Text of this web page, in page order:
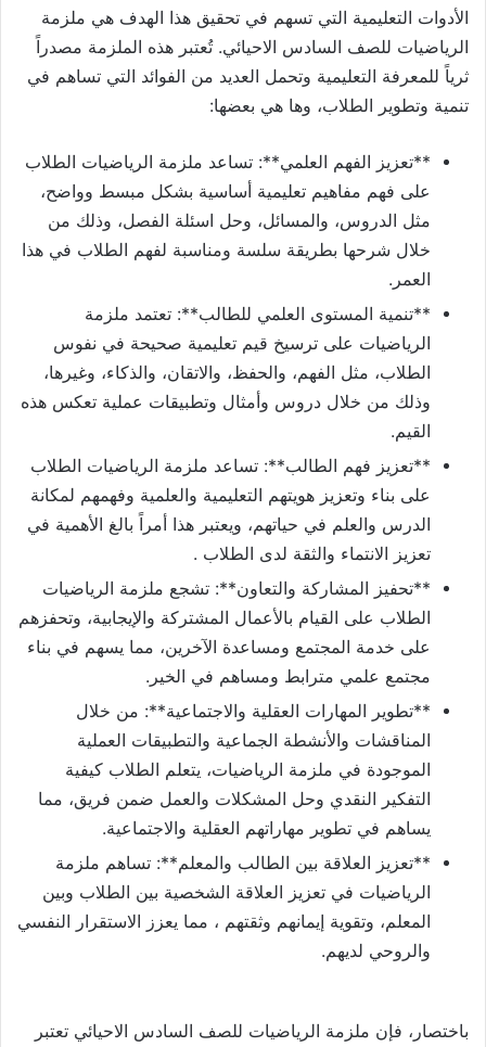
الأدوات التعليمية التي تسهم في تحقيق هذا الهدف هي ملزمة
الرياضيات للصف السادس الاحيائي. تُعتبر هذه الملزمة مصدراً
ثرياً للمعرفة التعليمية وتحمل العديد من الفوائد التي تساهم في
تنمية وتطوير الطلاب، وها هي بعضها:
**تعزيز الفهم العلمي**: تساعد ملزمة الرياضيات الطلاب
على فهم مفاهيم تعليمية أساسية بشكل مبسط وواضح،
مثل الدروس، والمسائل، وحل اسئلة الفصل، وذلك من
خلال شرحها بطريقة سلسة ومناسبة لفهم الطلاب في هذا
العمر.
**تنمية المستوى العلمي للطالب**: تعتمد ملزمة
الرياضيات على ترسيخ قيم تعليمية صحيحة في نفوس
الطلاب، مثل الفهم، والحفظ، والاتقان، والذكاء، وغيرها،
وذلك من خلال دروس وأمثال وتطبيقات عملية تعكس هذه
القيم.
**تعزيز فهم الطالب**: تساعد ملزمة الرياضيات الطلاب
على بناء وتعزيز هويتهم التعليمية والعلمية وفهمهم لمكانة
الدرس والعلم في حياتهم، ويعتبر هذا أمراً بالغ الأهمية في
تعزيز الانتماء والثقة لدى الطلاب .
**تحفيز المشاركة والتعاون**: تشجع ملزمة الرياضيات
الطلاب على القيام بالأعمال المشتركة والإيجابية، وتحفزهم
على خدمة المجتمع ومساعدة الآخرين، مما يسهم في بناء
مجتمع علمي مترابط ومساهم في الخير.
**تطوير المهارات العقلية والاجتماعية**: من خلال
المناقشات والأنشطة الجماعية والتطبيقات العملية
الموجودة في ملزمة الرياضيات، يتعلم الطلاب كيفية
التفكير النقدي وحل المشكلات والعمل ضمن فريق، مما
يساهم في تطوير مهاراتهم العقلية والاجتماعية.
**تعزيز العلاقة بين الطالب والمعلم**: تساهم ملزمة
الرياضيات في تعزيز العلاقة الشخصية بين الطلاب وبين
المعلم، وتقوية إيمانهم وثقتهم ، مما يعزز الاستقرار النفسي
والروحي لديهم.
باختصار، فإن ملزمة الرياضيات للصف السادس الاحيائي تعتبر